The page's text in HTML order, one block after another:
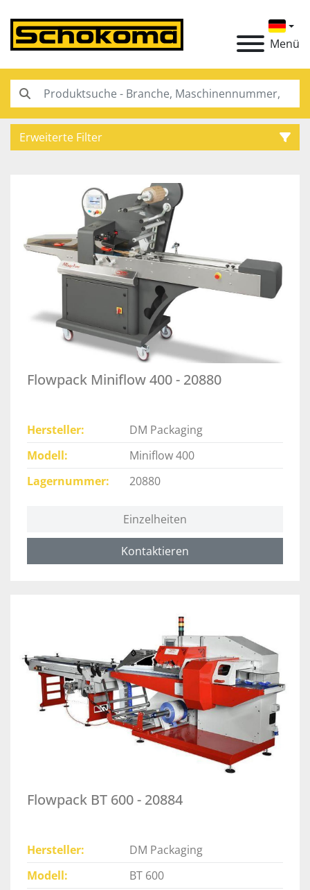
Menü
Erweiterte Filter
Hersteller
Flowpack Miniflow 400 - 20880
Hersteller
DM Packaging
Modell
Miniflow 400
Lagernummer
20880
Einzelheiten
Kontaktieren
Flowpack BT 600 - 20884
Hersteller
DM Packaging
Modell
BT 600